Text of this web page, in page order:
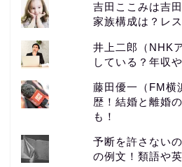
吉田ここみは吉
家族構成は？レ
井上二郎（NHK
している？年収
藤田優一（FM横
歴！結婚と離婚
も！
予断を許さない
の例文！類語や